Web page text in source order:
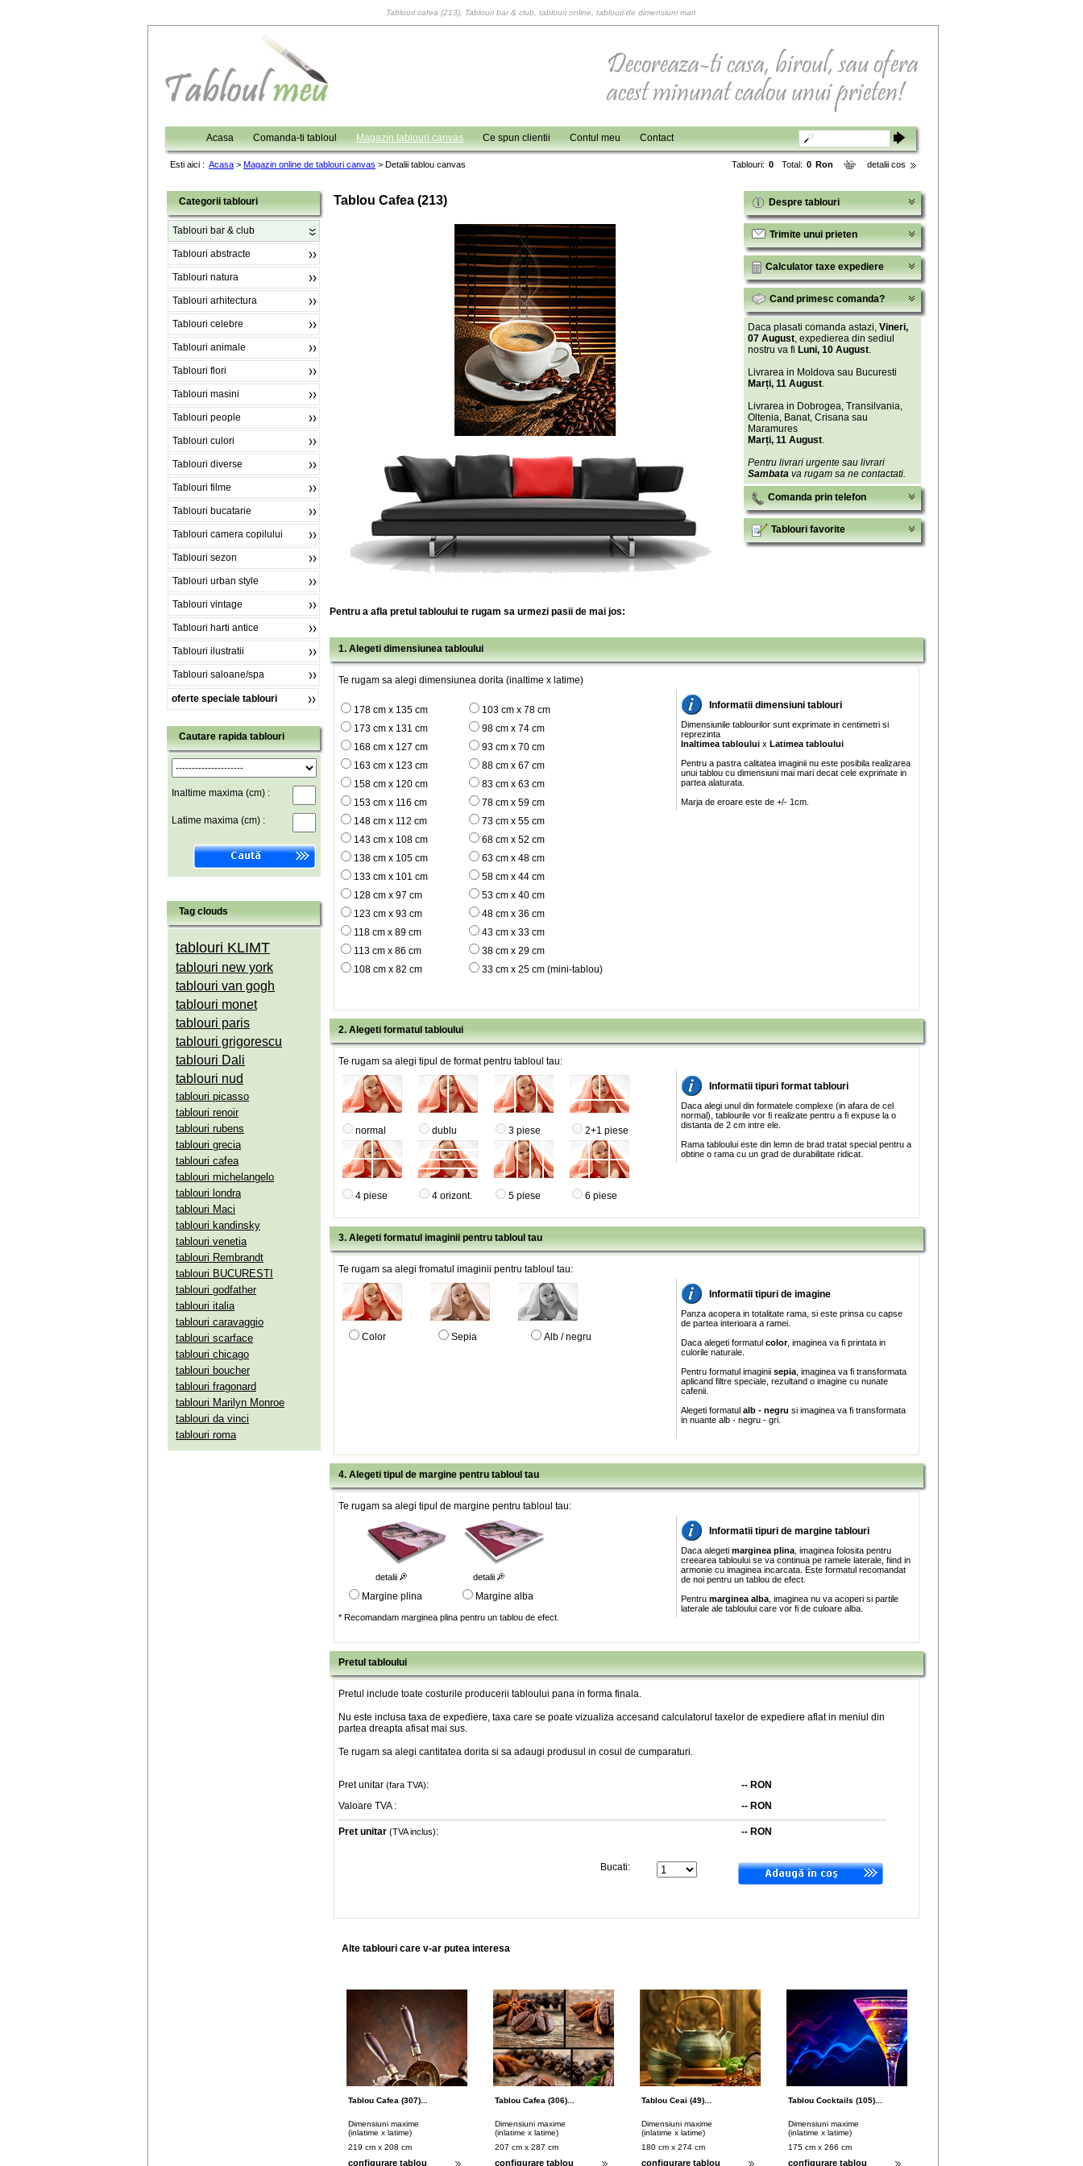
Tablouri cafea (213), Tablouri bar & club, tablouri online, tablouri de dimensiuni mari
Acasa Comanda-ti tabloul Magazin tablouri canvas Ce spun clientii Contul meu Contact
Esti aici : Acasa > Magazin online de tablouri canvas > Detalii tablou canvas detalii cos
Tablouri: 0 Total: 0 Ron
Categorii tablouri
Tablouri bar & club
Tablouri abstracte
Tablouri natura
Tablouri arhitectura
Tablouri celebre
Tablouri animale
Tablouri flori
Tablouri masini
Tablouri people
Tablouri culori
Tablouri diverse
Tablouri filme
Tablouri bucatarie
Tablouri camera copilului
Tablouri sezon
Tablouri urban style
Tablouri vintage
Tablouri harti antice
Tablouri ilustratii
Tablouri saloane/spa
oferte speciale tablouri
Cautare rapida tablouri
Inaltime maxima (cm) :
Latime maxima (cm) :
Tag clouds
tablouri KLIMT
tablouri new york
tablouri van gogh
tablouri monet
tablouri paris
tablouri grigorescu
tablouri Dali
tablouri nud
tablouri picasso
tablouri renoir
tablouri rubens
tablouri grecia
tablouri cafea
tablouri michelangelo
tablouri londra
tablouri Maci
tablouri kandinsky
tablouri venetia
tablouri Rembrandt
tablouri BUCURESTI
tablouri godfather
tablouri italia
tablouri caravaggio
tablouri scarface
tablouri chicago
tablouri boucher
tablouri fragonard
tablouri Marilyn Monroe
tablouri da vinci
tablouri roma
Tablou Cafea (213) Despre tablouri
Trimite unui prieten
Calculator taxe expediere
Cand primesc comanda?
Daca plasati comanda astazi, Vineri,
07 August, expedierea din sediul
nostru va fi Luni, 10 August.
Livrarea in Moldova sau Bucuresti
Marți, 11 August.
Livrarea in Dobrogea, Transilvania,
Oltenia, Banat, Crisana sau
Maramures
Marți, 11 August.
Pentru livrari urgente sau livrari
Sambata va rugam sa ne contactati.
Comanda prin telefon
Tablouri favorite
Pentru a afla pretul tabloului te rugam sa urmezi pasii de mai jos:
1. Alegeti dimensiunea tabloului
Te rugam sa alegi dimensiunea dorita (inaltime x latime)
178 cm x 135 cm
103 cm x 78 cm
173 cm x 131 cm
98 cm x 74 cm
168 cm x 127 cm
93 cm x 70 cm
163 cm x 123 cm
88 cm x 67 cm
158 cm x 120 cm
83 cm x 63 cm
153 cm x 116 cm
78 cm x 59 cm
148 cm x 112 cm
73 cm x 55 cm
143 cm x 108 cm
68 cm x 52 cm
138 cm x 105 cm
63 cm x 48 cm
133 cm x 101 cm
58 cm x 44 cm
128 cm x 97 cm
53 cm x 40 cm
123 cm x 93 cm
48 cm x 36 cm
118 cm x 89 cm
43 cm x 33 cm
113 cm x 86 cm
38 cm x 29 cm
108 cm x 82 cm
33 cm x 25 cm (mini-tablou)
Informatii dimensiuni tablouri
Dimensiunile tablourilor sunt exprimate in centimetri si
reprezinta
Inaltimea tabloului x Latimea tabloului
Pentru a pastra calitatea imaginii nu este posibila realizarea
unui tablou cu dimensiuni mai mari decat cele exprimate in
partea alaturata.
Marja de eroare este de +/- 1cm.
2. Alegeti formatul tabloului
Te rugam sa alegi tipul de format pentru tabloul tau:
normal dublu 3 piese 2+1 piese
Informatii tipuri format tablouri
Daca alegi unul din formatele complexe (in afara de cel
normal), tablourile vor fi realizate pentru a fi expuse la o
distanta de 2 cm intre ele.
Rama tabloului este din lemn de brad tratat special pentru a
obtine o rama cu un grad de durabilitate ridicat.
4 piese 4 orizont. 5 piese 6 piese
3. Alegeti formatul imaginii pentru tabloul tau
Te rugam sa alegi fromatul imaginii pentru tabloul tau:
Color Sepia Alb / negru
Informatii tipuri de imagine
Panza acopera in totalitate rama, si este prinsa cu capse
de partea interioara a ramei.
Daca alegeti formatul color, imaginea va fi printata in
culorile naturale.
Pentru formatul imaginii sepia , imaginea va fi transformata
aplicand filtre speciale, rezultand o imagine cu nunate
cafenii.
Alegeti formatul alb - negru si imaginea va fi transformata
in nuante alb - negru - gri.
4. Alegeti tipul de margine pentru tabloul tau
Te rugam sa alegi tipul de margine pentru tabloul tau:
detalii detalii
Margine plina Margine alba
* Recomandam marginea plina pentru un tablou de efect.
Informatii tipuri de margine tablouri
Daca alegeti marginea plina , imaginea folosita pentru
creearea tabloului se va continua pe ramele laterale, fiind in
armonie cu imaginea incarcata. Este formatul recomandat
de noi pentru un tablou de efect.
Pentru marginea alba , imaginea nu va acoperi si partile
laterale ale tabloului care vor fi de culoare alba.
Pretul tabloului
Pretul include toate costurile producerii tabloului pana in forma finala.
Nu este inclusa taxa de expediere, taxa care se poate vizualiza accesand calculatorul taxelor de expediere aflat in meniul din
partea dreapta afisat mai sus.
Te rugam sa alegi cantitatea dorita si sa adaugi produsul in cosul de cumparaturi.
Pret unitar (fara TVA): -- RON
Valoare TVA : -- RON
Pret unitar (TVA inclus): -- RON
Bucati:
Alte tablouri care v-ar putea interesa
Tablou Cafea (307)...
Dimensiuni maxime
(inlatime x latime)
219 cm x 208 cm
configurare tablou
Tablou Cafea (306)...
Dimensiuni maxime
(inlatime x latime)
207 cm x 287 cm
configurare tablou
Tablou Ceai (49)...
Dimensiuni maxime
(inlatime x latime)
180 cm x 274 cm
configurare tablou
Tablou Cocktails (105)...
Dimensiuni maxime
(inlatime x latime)
175 cm x 266 cm
configurare tablou